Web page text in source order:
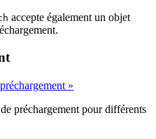
accepte également un objet
»
préchargement pour différents